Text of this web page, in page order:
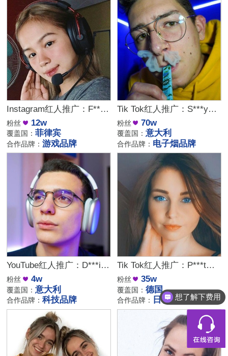
Instagram红人推广：F***l｜菲律宾 游戏
粉丝 12w
覆盖国：菲律宾
合作品牌：游戏品牌
Tik Tok红人推广：S***y｜意大利 生活
粉丝 70w
覆盖国：意大利
合作品牌： 电子烟品牌
YouTube红人推广：D***i｜意大利 科技
粉丝 4w
覆盖国：意大利
合作品牌：科技品牌
Tik Tok红人推广：P***t｜德国 美妆
粉丝 35w
覆盖国：德国
合作品牌： 日化品牌想了解下费用